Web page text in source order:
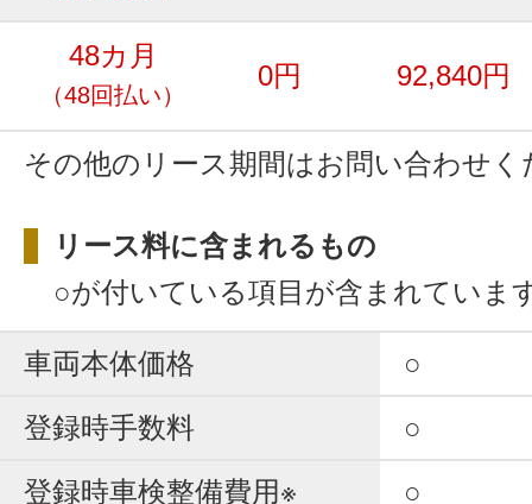
48カ月
（48回払い）
0円 92,840円
その他のリース期間はお問い合わせく
リース料に含まれるもの
○が付いている項目が含まれていま
車両本体価格
○
登録時手数料
○
登録時車検整備費用※
○